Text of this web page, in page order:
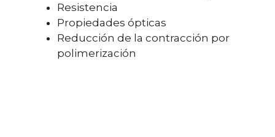
Resistencia
Propiedades ópticas
Reducción de la contracción por
polimerización